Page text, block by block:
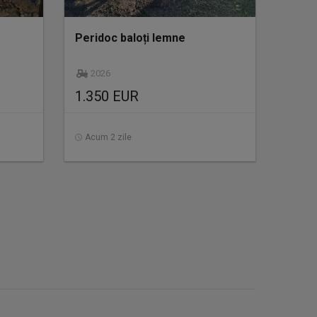
Peridoc baloți lemne
2026
1.350 EUR
Acum 2 zile